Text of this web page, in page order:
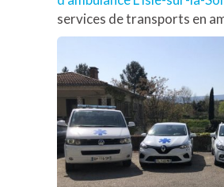
services de transports en